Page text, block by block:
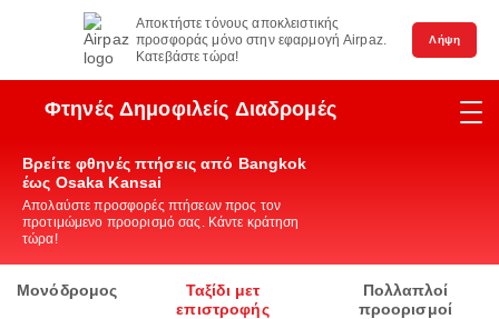
Αποκτήστε τόνους αποκλειστικής
προσφοράς μόνο στην εφαρμογή Airpaz.
Κατεβάστε τώρα!
Λήψη
Φτηνές Δημοφιλείς Διαδρομές
Βρείτε φθηνές πτήσεις από Bangkok
έως Osaka Kansai
Απολαύστε προσφορές πτήσεων προς τον
προτιμώμενο προορισμό σας. Κάντε κράτηση
τώρα!
Μονόδρομος
Ταξίδι μετ
επιστροφής
Πολλαπλοί
προορισμοί